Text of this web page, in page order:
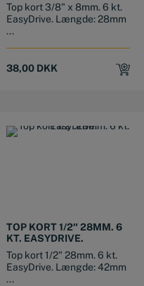
Top kort 3/8" x 8mm. 6 kt.
EasyDrive. Længde: 28mm
...
38,00 DKK
TOP KORT 1/2″ 28MM. 6
KT. EASYDRIVE.
Top kort 1/2" 28mm. 6 kt.
EasyDrive. Længde: 42mm
...